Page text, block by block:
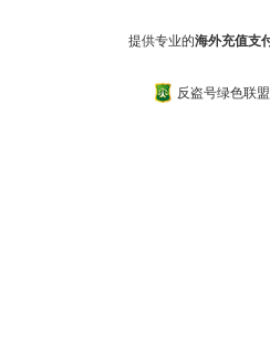
提供专业的海外充值支
反盗号绿色联盟